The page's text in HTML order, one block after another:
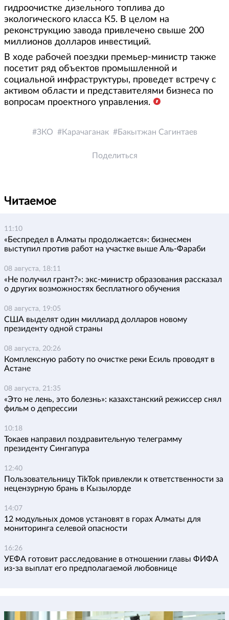
гидроочистке дизельного топлива до
экологического класса К5. В целом на
реконструкцию завода привлечено свыше 200
миллионов долларов инвестиций.
В ходе рабочей поездки премьер-министр также
посетит ряд объектов промышленной и
социальной инфраструктуры, проведет встречу с
активом области и представителями бизнеса по
вопросам проектного управления.
ЗКО Карачаганак Бакытжан Сагинтаев
Поделиться
Читаемое
11:10
«Беспредел в Алматы продолжается»: бизнесмен
выступил против работ на участке выше Аль-Фараби
08 августа, 18:11
«Не получил грант?»: экс-министр образования рассказал
о других возможностях бесплатного обучения
08 августа, 19:05
США выделят один миллиард долларов новому
президенту одной страны
08 августа, 20:26
Комплексную работу по очистке реки Есиль проводят в
Астане
08 августа, 21:35
«Это не лень, это болезнь»: казахстанский режиссер снял
фильм о депрессии
10:18
Токаев направил поздравительную телеграмму
президенту Сингапура
12:40
Пользовательницу TikTok привлекли к ответственности за
нецензурную брань в Кызылорде
14:07
12 модульных домов установят в горах Алматы для
мониторинга селевой опасности
16:26
УЕФА готовит расследование в отношении главы ФИФА
из-за выплат его предполагаемой любовнице